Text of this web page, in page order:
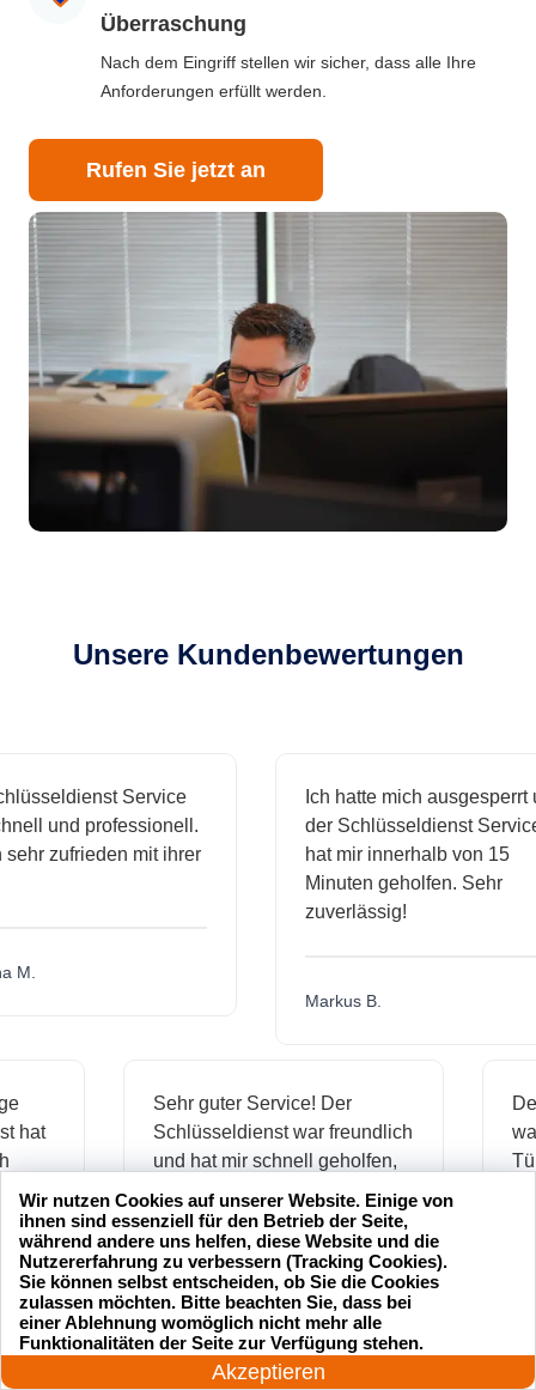
Überraschung
Nach dem Eingriff stellen wir sicher, dass alle Ihre
Anforderungen erfüllt werden.
Rufen Sie jetzt an
Unsere Kundenbewertungen
Service
und professionell.
zufrieden mit ihrer
Ich hatte mich ausgesperrt und
der Schlüsseldienst Service
hat mir innerhalb von 15
Minuten geholfen. Sehr
zuverlässig!
Markus B.
hat
Sehr guter Service! Der
Schlüsseldienst war freundlich
und hat mir schnell geholfen,
als ich meine Schlüssel
verloren hatte.
Jonas M.
24 Stunden am Tag
Akzeptieren
Wir nutzen Cookies auf unserer Website. Einige von
ihnen sind essenziell für den Betrieb der Seite,
während andere uns helfen, diese Website und die
Nutzererfahrung zu verbessern (Tracking Cookies).
Sie können selbst entscheiden, ob Sie die Cookies
zulassen möchten. Bitte beachten Sie, dass bei
einer Ablehnung womöglich nicht mehr alle
Funktionalitäten der Seite zur Verfügung stehen.